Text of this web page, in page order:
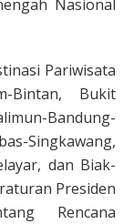
Nasional
Pariwisata
Bintan, Bukit
Bandung-
Singkawang,
dan Biak-
Presiden
Rencana